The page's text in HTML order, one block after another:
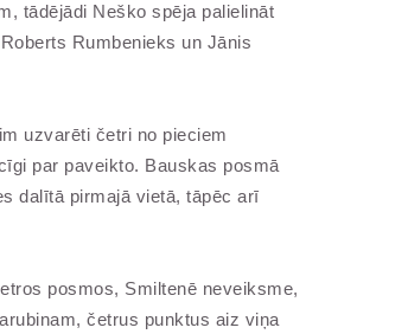
tādējādi Neško spēja palielināt
Rumbenieks un Jānis
uzvarēti četri no pieciem
par paveikto. Bauskas posmā
dalītā pirmajā vietā, tāpēc arī
posmos, Smiltenē neveiksme,
četrus punktus aiz viņa